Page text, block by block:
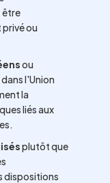
être
ou
ou
l'Union
la
liés aux
plutôt que
dispositions